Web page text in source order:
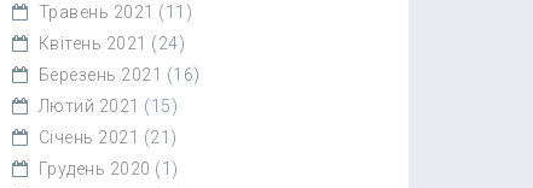
Травень 2021 (11)
Квітень 2021 (24)
Березень 2021 (16)
Лютий 2021 (15)
Січень 2021 (21)
Грудень 2020 (1)